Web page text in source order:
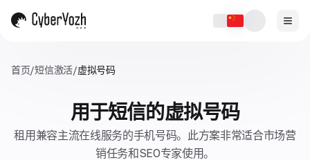
首页/短信激活/虚拟号码
用于短信的虚拟号码
租用兼容主流在线服务的手机号码。此方案非常适合市场营
销任务和SEO专家使用。